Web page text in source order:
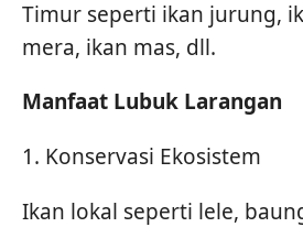
Timur seperti ikan jurung,
mera, ikan mas, dll.
Manfaat Lubuk Larangan
1. Konservasi Ekosistem
Ikan lokal seperti lele,